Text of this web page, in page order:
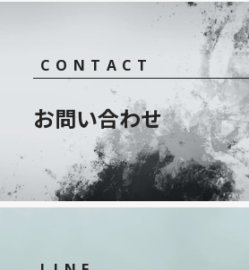
CONTACT
お問い合わせ